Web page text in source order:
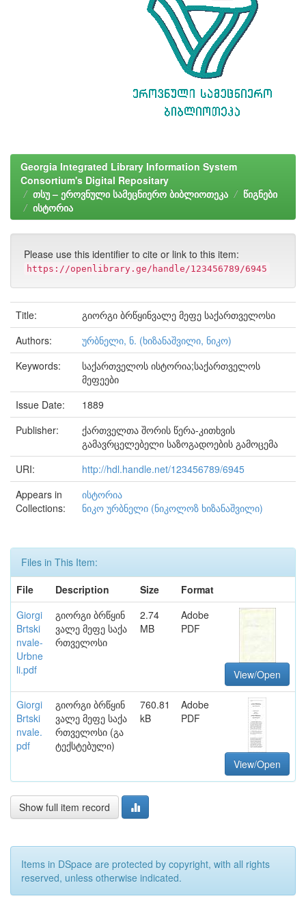
Georgia Integrated Library Information System
Consortium's Digital Repositary
თსუ – ეროვნული სამეცნიერო ბიბლიოთეკა
წიგნები
ისტორია
Please use this identifier to cite or link to this item:
https://openlibrary.ge/handle/123456789/6945
Title:
გიორგი ბრწყინვალე მეფე საქართველოსი
Authors:
ურბნელი, ნ. (ხიზანაშვილი, ნიკო)
Keywords:
საქართველოს ისტორია;საქართველოს
მეფეები
Issue Date:
1889
Publisher:
ქართველთა შორის წერა-კითხვის
გამავრცელებელი საზოგადოების გამოცემა
URI:
http://hdl.handle.net/123456789/6945
Appears in
Collections:
ისტორია
ნიკო ურბნელი (ნიკოლოზ ხიზანაშვილი)
Files in This Item:
File
Description Size
Format
Giorgi
Brtski
nvale-
Urbne
li.pdf
გიორგი ბრწყინ
ვალე მეფე საქა
რთველოსი
2.74
MB
Adobe
PDF
View/Open
Giorgi
Brtski
nvale.
pdf
გიორგი ბრწყინ
ვალე მეფე საქა
რთველოსი (გა
ტექსტებული)
760.81
kB
Adobe
PDF
View/Open
Show full item record
Items in DSpace are protected by copyright, with all rights
reserved, unless otherwise indicated.